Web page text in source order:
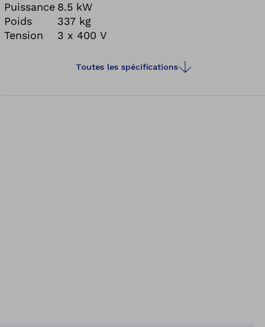
Puissance 8.5 kW
Poids
337 kg
Tension
3 x 400 V
Toutes les spécifications